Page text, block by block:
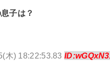
子は？
木) 18:22:53.83